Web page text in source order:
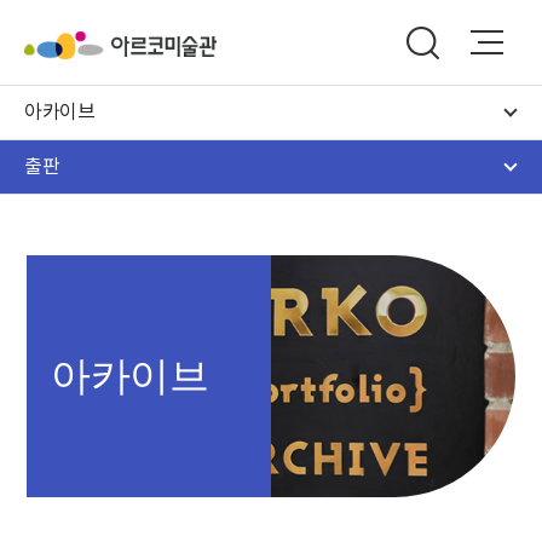
아카이브
출판
아카이브